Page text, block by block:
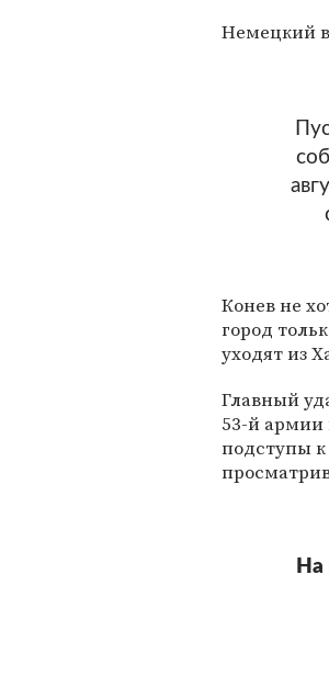
Немецкий
Конев не
город
уходят из
Главный
53-й армии
подступы
На